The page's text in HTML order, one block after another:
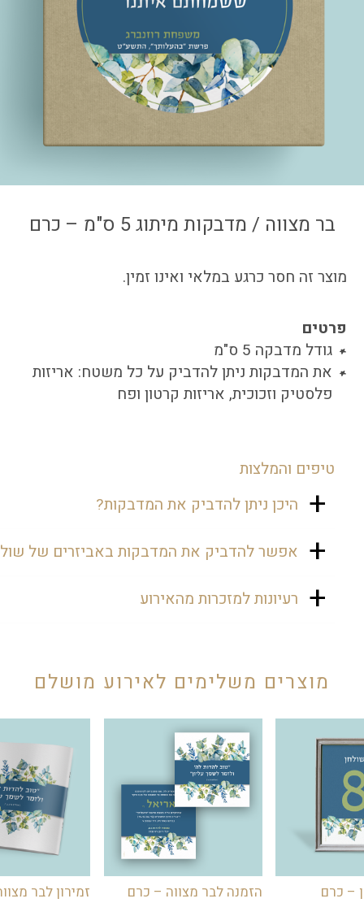
צור קשר
איזור אישי
בר מצווה / מדבקות מיתוג 5 ס"מ – כרם
מוצר זה חסר כרגע במלאי ואינו זמין.
פרטים
גודל מדבקה 5 ס"מ
את המדבקות ניתן להדביק על כל משטח: אריזות
פלסטיק וזכוכית, אריזות קרטון ופח
טיפים והמלצות
היכן ניתן להדביק את המדבקות?
את המדבקות ניתן להדביק על קופסת מתנה,
אריזות, שקיות ולחלק לאורחים. בשבת בר
בכל חדר לאורחים.
אפשר להדביק את המדבקות באביזרים של
וודאי! המדבקות יעשירו את השולחן ויהפכו
אותו לממותג וייחודי.
רעיונות למזכרות מהאירוע
שוקולד, נשיקות, דרז'ה ועוד. אופציה נוספת
מפתחות, נרות שבת ועוד. את הקופסה ניתן
לרכוש בנפרד, והנה לכם מתנה ממותגת
ומרשימה.
מוצרים משלימים לאירוע מושלם
– כרם הזמנה לבר מצווה – כרם זמירון לבר